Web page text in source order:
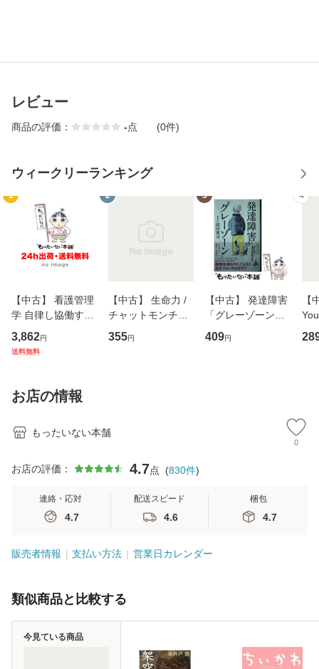
レビュー
商品の評価： -点 (0件)
ウィークリーランキング
1
【中古】 看護管理
学 自律し協働する
専門職の看護マネ
ジメントスキル 改
恵 藤本幸三 / 南江
堂 [単行
3,862円
送料無料
2
【中古】 生命力 /
チャットモンチー /
キューンレコード
[CD]【メール便送
355円
3
【中古】 発達障害
「グレーゾーン」
その正しい理解と
克服法 (SB新書 57
409円
4
【
のが
お店の情報
もったいない本舗
0
お店の評価： 4.7点 (830件)
連絡・応対
4.7
配送スピード
4.6
梱包
4.7
販売者情報 支払い方法 営業日カレンダー
類似商品と比較する
今見ている商品